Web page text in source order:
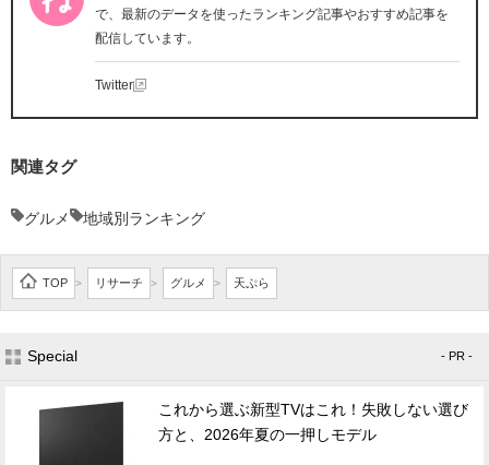
で、最新のデータを使ったランキング記事やおすすめ記事を
配信しています。
Twitter
関連タグ
グルメ 地域別ランキング
TOP > リサーチ > グルメ > 天ぷら
Special - PR -
これから選ぶ新型TVはこれ！失敗しない選び
方と、2026年夏の一押しモデル